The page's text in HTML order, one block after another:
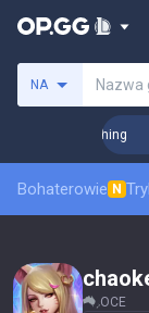
NA Nazwa
Coaching
Bohaterowie N
OCE